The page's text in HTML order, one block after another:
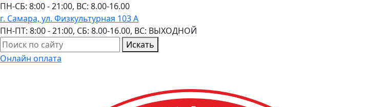
ПН-СБ: 8:00 - 21:00, ВС: 8.00-16.00
г. Самара, ул. Физкультурная 103 А
ПН-ПТ: 8:00 - 21:00, СБ: 8.00-16.00, ВС: ВЫХОДНОЙ
Искать
Онлайн оплата